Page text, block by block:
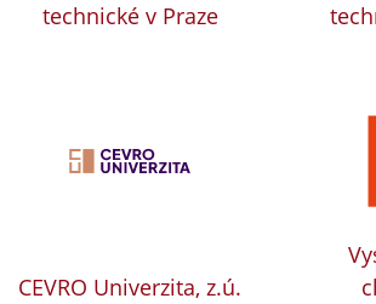
technické v Praze
CEVRO Univerzita, z.ú.